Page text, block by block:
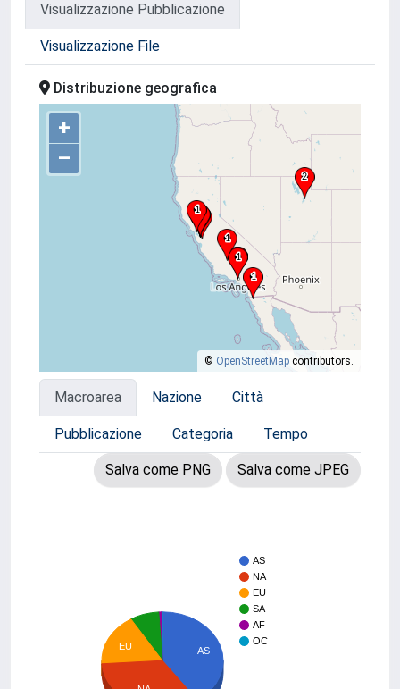
Visualizzazione Pubblicazione
Visualizzazione File
Distribuzione geografica
+
–
© OpenStreetMap contributors.
Macroarea Nazione Città
Pubblicazione Categoria Tempo
Salva come PNG Salva come JPEG
AS
NA
EU
SA
AF
OC
AS
EU